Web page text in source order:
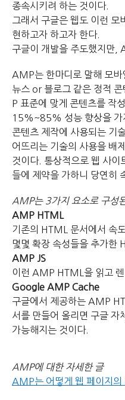
종속시키려 하는 것이다.
그래서 구글은 웹도 이런 모
현하고자 하고자 한다.
구글이 개발을 주도했지만,
AMP는 한마디로 말해 모바
뉴스 or 블로그 같은 정적
P 표준에 맞게 콘텐츠를 작
15%~85% 성능 향상을 가
콘텐츠 제작에 사용되는 기
어뜨리는 기술의 사용을 배
것이다. 통상적으로 웹 사이
들에 제약을 가하니 당연히
AMP는 3가지 요소로 구성
AMP HTML
기존의 HTML 문서에서 속
몇몇 확장 속성들을 추가한
AMP JS
이런 AMP HTML을 읽고 렌
Google AMP Cache
구글에서 제공하는 AMP
서를 만들어 올리면 구글 자
가능해지는 것이다.
AMP에 대한 자세한 글
AMP는 어떻게 웹 페이지의